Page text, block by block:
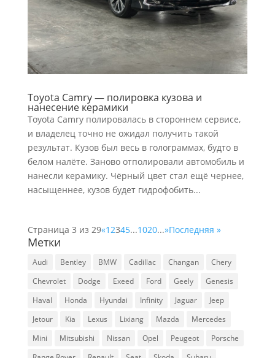
Toyota Camry — полировка кузова и
нанесение керамики
Toyota Camry полировалась в стороннем сервисе,
и владелец точно не ожидал получить такой
результат. Кузов был весь в голограммах, будто в
белом налёте. Заново отполировали автомобиль и
нанесли керамику. Чёрный цвет стал ещё чернее,
насыщеннее, кузов будет гидрофобить...
Страница 3 из 29«12345...1020...»Последняя »
Метки
Audi Bentley BMW Cadillac Changan
Chery
Chevrolet
Dodge Exeed Ford Geely
Genesis
Haval
Honda Hyundai Infinity Jaguar
Jeep
Jetour
Kia Lexus Lixiang Mazda
Mercedes
Mini
Mitsubishi Nissan Opel Peugeot
Porsche